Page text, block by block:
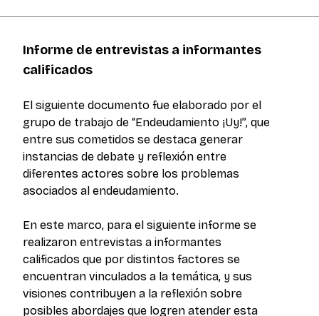
Informe de entrevistas a informantes
calificados
El siguiente documento fue elaborado por el
grupo de trabajo de “Endeudamiento ¡Uy!”, que
entre sus cometidos se destaca generar
instancias de debate y reflexión entre
diferentes actores sobre los problemas
asociados al endeudamiento.
En este marco, para el siguiente informe se
realizaron entrevistas a informantes
calificados que por distintos factores se
encuentran vinculados a la temática, y sus
visiones contribuyen a la reflexión sobre
posibles abordajes que logren atender esta